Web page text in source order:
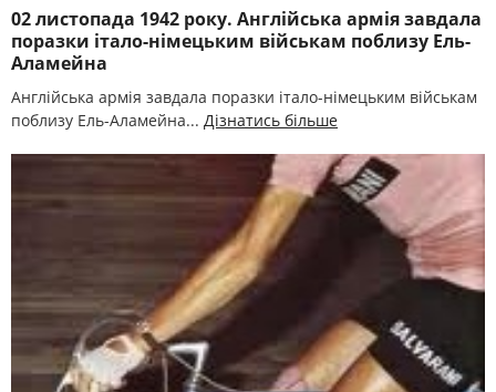
02 листопада 1942 року. Англійська армія завдала
поразки італо-німецьким військам поблизу Ель-
Аламейна
Англійська армія завдала поразки італо-німецьким військам
поблизу Ель-Аламейна... Дізнатись більше